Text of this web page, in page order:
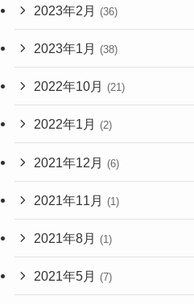
2023年2月 (36)
2023年1月 (38)
2022年10月 (21)
2022年1月 (2)
2021年12月 (6)
2021年11月 (1)
2021年8月 (1)
2021年5月 (7)